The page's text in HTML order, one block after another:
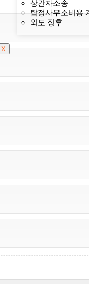
상간자소송
탐정사무소비용
외도 징후
X